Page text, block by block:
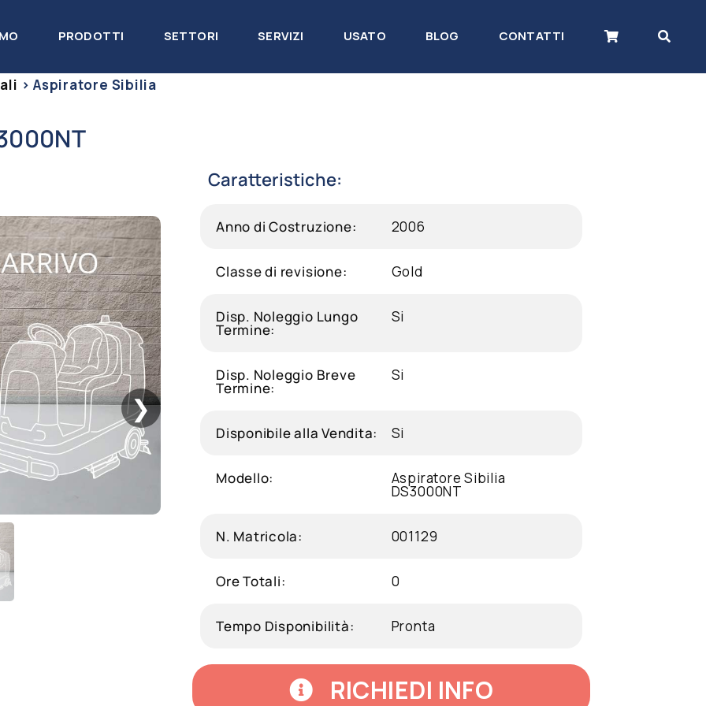
PRODOTTI SETTORI SERVIZI USATO BLOG CONTATTI
>Aspiratore Sibilia
❯
Caratteristiche:
Anno di Costruzione: 2006
Classe di revisione: Gold
Disp. Noleggio Lungo
Termine:
Si
Disp. Noleggio Breve
Termine:
Si
Disponibile alla Vendita: Si
Modello: Aspiratore Sibilia
DS3000NT
N. Matricola: 001129
Ore Totali: 0
Tempo Disponibilità: Pronta
RICHIEDI INFO